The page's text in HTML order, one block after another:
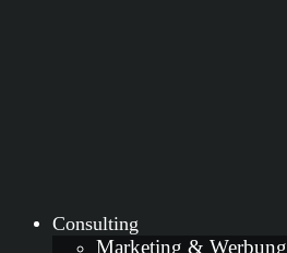
Consulting
Marketing & Werbung